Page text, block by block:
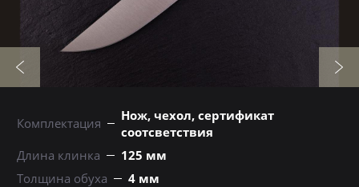
Комплектация
Нож, чехол, сертификат
соотсветствия
Длина клинка
125 мм
Толщина обуха
4 мм